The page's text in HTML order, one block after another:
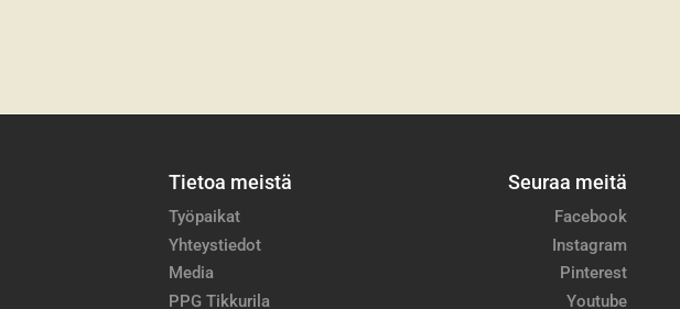
Tietoa meistä
Työpaikat
Yhteystiedot
Media
PPG Tikkurila
Seuraa meitä
Facebook
Instagram
Pinterest
Youtube